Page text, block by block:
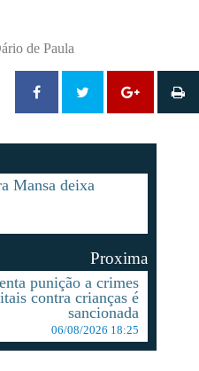
de Paula
Mansa deixa
Proxima
punição a crimes
contra crianças é
sancionada
06/08/2026 18:25